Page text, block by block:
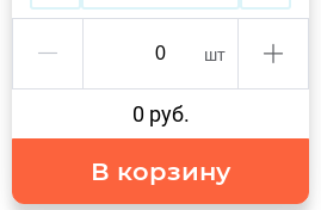
шт
0 руб.
В корзину